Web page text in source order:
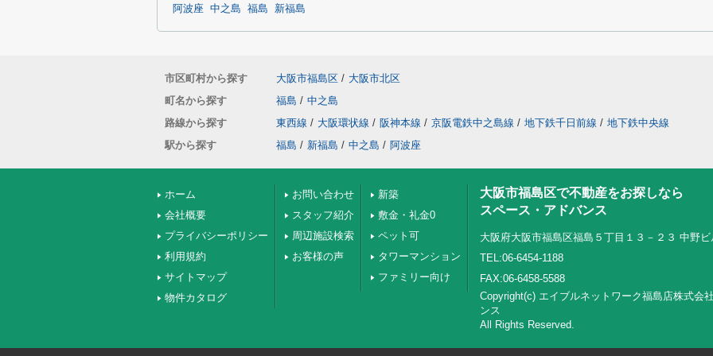
阿波座 中之島 福島 新福島
市区町村から探す 大阪市福島区 / 大阪市北区
町名から探す
福島 / 中之島
路線から探す
東西線 / 大阪環状線 / 阪神本線 / 京阪電鉄中之島線 / 地下鉄千日前線 / 地下鉄中央線
駅から探す
福島 / 新福島 / 中之島 / 阿波座
ホーム
会社概要
プライバシーポリシー
利用規約
サイトマップ
物件カタログ
お問い合わせ
スタッフ紹介
周辺施設検索
お客様の声
新築
敷金・礼金0
ペット可
タワーマンション
ファミリー向け
大阪市福島区で不動産をお探しなら
スペース・アドバンス
大阪府大阪市福島区福島５丁目１３－２３ 中野
TEL:06-6454-1188
FAX:06-6458-5588
Copyright(c) エイブルネットワーク福島店株式会
ンス
All Rights Reserved.